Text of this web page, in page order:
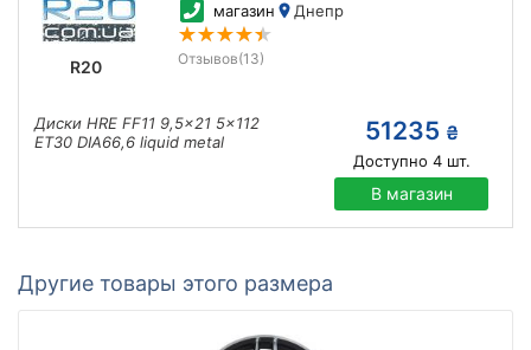
R20
магазин Днепр
Отзывов(13)
Диски HRE FF11 9,5x21 5x112
ET30 DIA66,6 liquid metal
51235 ₴
Доступно 4шт.
В магазин
Другие товары этого размера